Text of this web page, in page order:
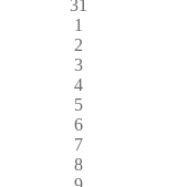
31
1
2
3
4
5
6
7
8